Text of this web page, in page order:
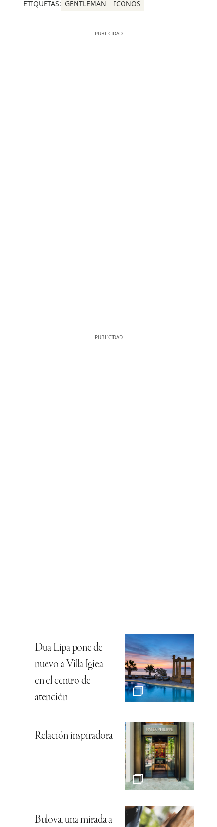
ETIQUETAS: GENTLEMAN ICONOS
Dua Lipa pone de
nuevo a Villa Igiea
en el centro de
atención
Relación inspiradora
Bulova, una mirada a